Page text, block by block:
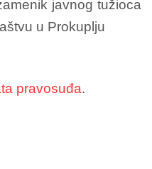
javnog tužioca
u Prokuplju
pravosuđa.